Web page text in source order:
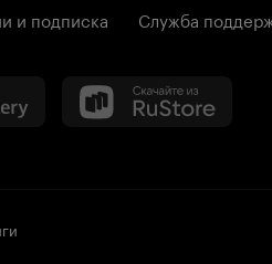
и подписка Служба